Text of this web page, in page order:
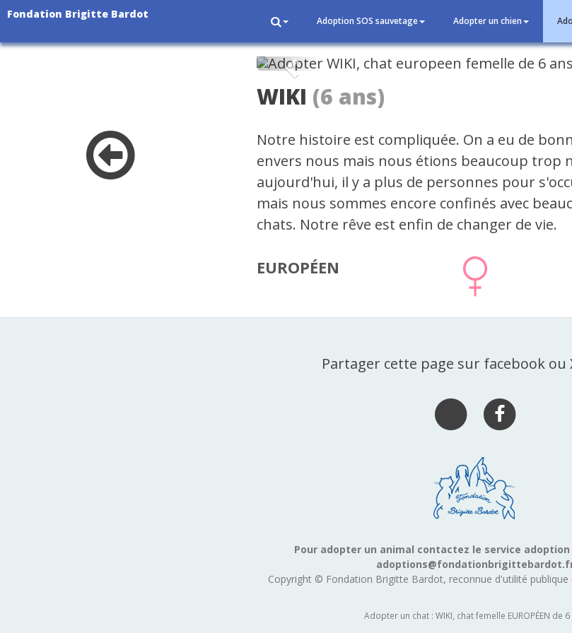
Fondation Brigitte Bardot
Adoption SOS sauvetage Adopter un chien
Précédent
WIKI (6 ans)
Notre histoire est compliquée. On a eu de
envers nous mais nous étions beaucoup trop
aujourd'hui, il y a plus de personnes pour
mais nous sommes encore confinés avec
chats. Notre rêve est enfin de changer de vie.
EUROPÉEN
Partager cette page sur facebook
Pour adopter un animal contactez le service adoption
Copyright © Fondation Brigitte Bardot, reconnue d'utilité publique
Adopter un chat : WIKI, chat femelle EUROPÉEN de 6